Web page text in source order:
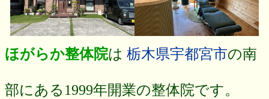
ほがらか整体院は 栃木県宇都宮市の南
部にある1999年開業の整体院です。